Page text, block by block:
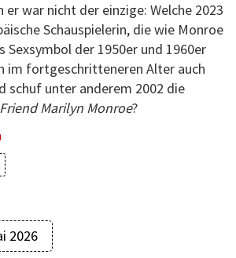
er war nicht der einzige: Welche 2023
Schauspielerin, die wie Monroe
Sexsymbol der 1950er und 1960er
im fortgeschritteneren Alter auch
schuf unter anderem 2002 die
Marilyn Monroe?
2026